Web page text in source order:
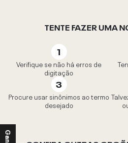
TENTE FAZER UMA
Verifique se não há erros de
digitação
Procure usar sinônimos ao termo
desejado